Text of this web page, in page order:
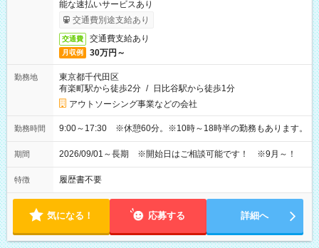
能な速払いサービスあり
交通費別途支給あり
交通費 交通費支給あり
月収例 30万円～
勤務地
東京都千代田区
有楽町駅から徒歩2分 / 日比谷駅から徒歩1分
アウトソーシング事業などの会社
勤務時間 9:00～17:30 ※休憩60分。※10時～18時半の勤務もあります。
期間 2026/09/01～長期 ※開始日はご相談可能です！ ※9月～！
特徴 履歴書不要
気になる！ 応募する 詳細へ